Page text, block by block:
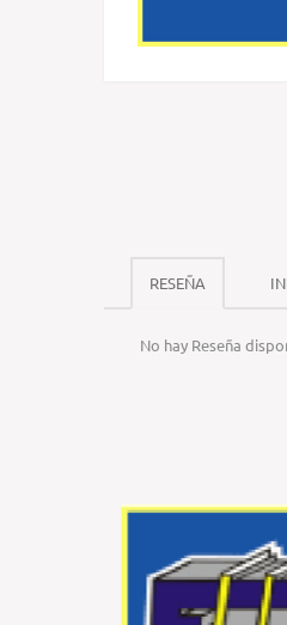
RESEÑA
No hay Reseña